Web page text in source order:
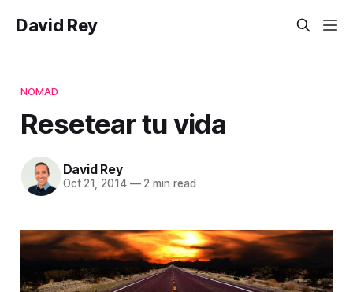
David Rey
NOMAD
Resetear tu vida
David Rey
Oct 21, 2014 —2 min read